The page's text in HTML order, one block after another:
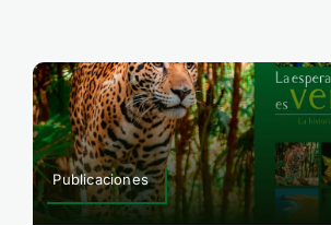
Publicaciones